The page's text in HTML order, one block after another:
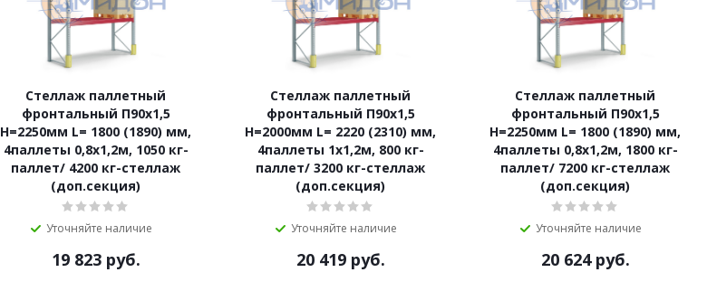
Стеллаж паллетный
фронтальный П90х1,5
Н=2250мм L= 1800 (1890) мм,
4паллеты 0,8х1,2м, 1050 кг-
паллет/ 4200 кг-стеллаж
(доп.секция)
Уточняйте наличие
19 823руб.
Стеллаж паллетный
фронтальный П90х1,5
Н=2000мм L= 2220 (2310) мм,
4паллеты 1х1,2м, 800 кг-
паллет/ 3200 кг-стеллаж
(доп.секция)
Уточняйте наличие
20 419руб.
Стеллаж паллетный
фронтальный П90х1,5
Н=2250мм L= 1800 (1890) мм,
4паллеты 0,8х1,2м, 1800 кг-
паллет/ 7200 кг-стеллаж
(доп.секция)
Уточняйте наличие
20 624руб.